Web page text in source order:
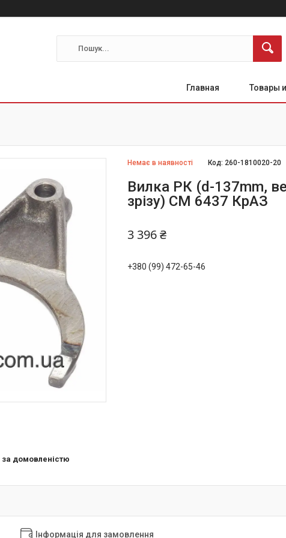
Главная Товары
Немає в наявності Код: 260-1810020-20
Вилка РК (d-137mm,
зрізу) СМ 6437 КрАЗ
3 396 ₴
+380 (99) 472-65-46
за домовленістю
Інформація для замовлення